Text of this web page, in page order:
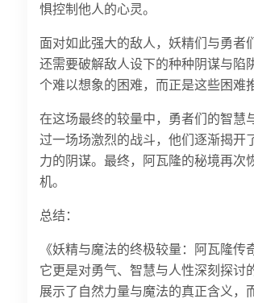
惧控制他人的心灵。
面对如此强大的敌人，妖精们与勇者
还需要破解敌人设下的种种阴谋与陷
个难以想象的困难，而正是这些困难
在这场最终的较量中，勇者们的智慧
过一场场激烈的战斗，他们逐渐揭开
力的阴谋。最终，阿瓦隆的秘境再次
机。
总结：
《妖精与魔法的终极较量：阿瓦隆
它更是对勇气、智慧与人性深刻探讨
展示了自然力量与魔法的真正含义，